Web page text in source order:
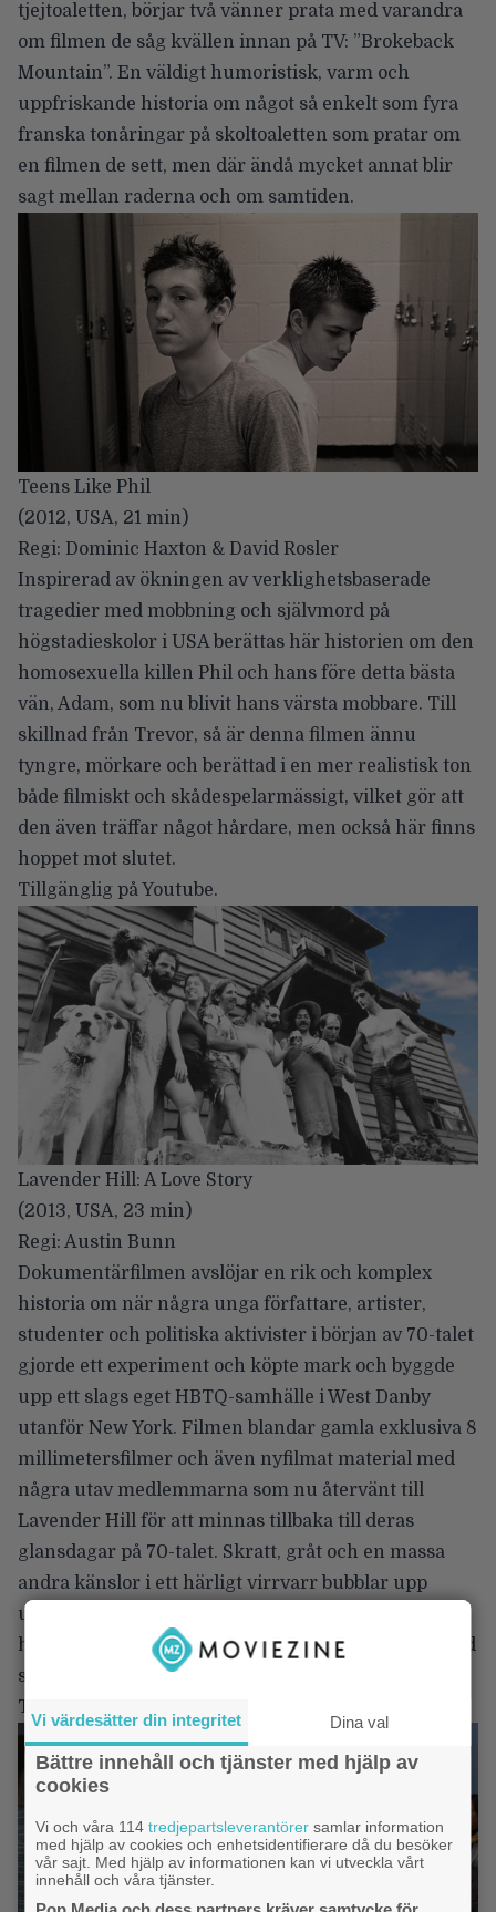
tjejtoaletten, börjar två vänner prata med varandra
om filmen de såg kvällen innan på TV: ”Brokeback
Mountain”. En väldigt humoristisk, varm och
uppfriskande historia om något så enkelt som fyra
franska tonåringar på skoltoaletten som pratar om
en filmen de sett, men där ändå mycket annat blir
sagt mellan raderna och om samtiden.
Teens Like Phil
(2012, USA, 21 min)
Regi: Dominic Haxton & David Rosler
Inspirerad av ökningen av verklighetsbaserade
tragedier med mobbning och självmord på
högstadieskolor i USA berättas här historien om den
homosexuella killen Phil och hans före detta bästa
vän, Adam, som nu blivit hans värsta mobbare. Till
skillnad från Trevor, så är denna filmen ännu
tyngre, mörkare och berättad i en mer realistisk ton
både filmiskt och skådespelarmässigt, vilket gör att
den även träffar något hårdare, men också här finns
hoppet mot slutet.
Tillgänglig på Youtube.
Lavender Hill: A Love Story
(2013, USA, 23 min)
Regi: Austin Bunn
Dokumentärfilmen avslöjar en rik och komplex
historia om när några unga författare, artister,
studenter och politiska aktivister i början av 70-talet
gjorde ett experiment och köpte mark och byggde
upp ett slags eget HBTQ-samhälle i West Danby
utanför New York. Filmen blandar gamla exklusiva 8
millimetersfilmer och även nyfilmat material med
några utav medlemmarna som nu återvänt till
Lavender Hill för att minnas tillbaka till deras
glansdagar på 70-talet. Skratt, gråt och en massa
andra känslor i ett härligt virrvarr bubblar upp
under denna fantastiskt fina, intressanta och
humoristiskt berättade dokumentärfilmen om en tid
som flytt men finns kvar i deras hjärtan.
Tillgänglig limiterad tid på Vimeo.
Vi värdesätter din integritet Dina val
Bättre innehåll och tjänster med hjälp av
cookies
Vi och våra 114tredjepartsleverantörer samlar information
med hjälp av cookies och enhetsidentifierare då du besöker
vår sajt. Med hjälp av informationen kan vi utveckla vårt
innehåll och våra tjänster.